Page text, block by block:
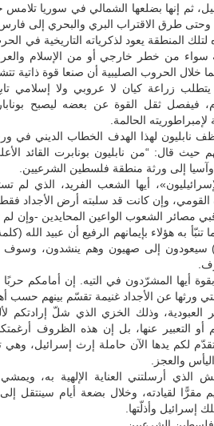
ثم إنها بضلعها الشمالي في سوريا تلامس
وحتى طرق الاقتراب البري والبحري إلى فارس
لتلك المنطقة يعود لذكرياته التاريخية في
سواء من خطر خارجي أو من الإسلام
خلال الحروب الصليبية أن صنعا قوة ذاتية
يتطلب زراعة كيان لا عروبي ولا إسلامي
فيفصل ثقل القوة عن بعضه ليصبح
لإمبراطوريته الحالمة.
نابليون لهذا الهدف الخطاب الديني في
حيث قال: “من نابليون بونابرت القائد
وآسيا إلى ورثة منطقة فلسطين الشرعيين.
أيها الشعب الفريد، الذي
القومي، وإن كانت قد سلبته أرض الأجداد
مصائر الشعوب الواعين المحايدين -وإن لم
تنبّأ به هؤلاء بإيمانهم الرفيع أن عبيد الله
سيعودون إلى صهيون وهم ينشدون،
أيها المشرّدون في التيه. إن أمامكم
ورثها عن الأجداد غنيمة تقسّم بينهم حسب
العبودية، وذلك الخزي الذي شلّ
أو التعبير عنها، بل إن هذه الظروف
لكم يدها الآن حاملة إرث إسرائيل،
والعجز.
الذي أرسلتني العناية الإلهية به،
مقرًّا لقيادته، وخلال بضعة أيام سينتقل
إسرائيل وأذلّتها.